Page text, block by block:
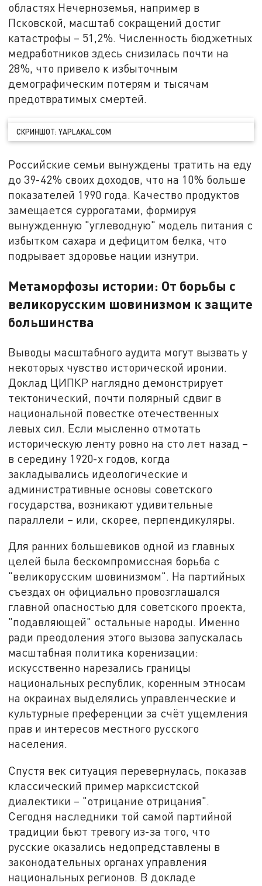
областях Нечерноземья, например в
Псковской, масштаб сокращений достиг
катастрофы – 51,2%. Численность бюджетных
медработников здесь снизилась почти на
28%, что привело к избыточным
демографическим потерям и тысячам
предотвратимых смертей.
СКРИНШОТ: YAPLAKAL.COM
Российские семьи вынуждены тратить на еду
до 39-42% своих доходов, что на 10% больше
показателей 1990 года. Качество продуктов
замещается суррогатами, формируя
вынужденную "углеводную" модель питания с
избытком сахара и дефицитом белка, что
подрывает здоровье нации изнутри.
Метаморфозы истории: От борьбы с
великорусским шовинизмом к защите
большинства
Выводы масштабного аудита могут вызвать у
некоторых чувство исторической иронии.
Доклад ЦИПКР наглядно демонстрирует
тектонический, почти полярный сдвиг в
национальной повестке отечественных
левых сил. Если мысленно отмотать
историческую ленту ровно на сто лет назад –
в середину 1920-х годов, когда
закладывались идеологические и
административные основы советского
государства, возникают удивительные
параллели – или, скорее, перпендикуляры.
Для ранних большевиков одной из главных
целей была бескомпромиссная борьба с
"великорусским шовинизмом". На партийных
съездах он официально провозглашался
главной опасностью для советского проекта,
"подавляющей" остальные народы. Именно
ради преодоления этого вызова запускалась
масштабная политика коренизации:
искусственно нарезались границы
национальных республик, коренным этносам
на окраинах выделялись управленческие и
культурные преференции за счёт ущемления
прав и интересов местного русского
населения.
Спустя век ситуация перевернулась, показав
классический пример марксистской
диалектики – "отрицание отрицания".
Сегодня наследники той самой партийной
традиции бьют тревогу из-за того, что
русские оказались недопредставлены в
законодательных органах управления
национальных регионов. В докладе